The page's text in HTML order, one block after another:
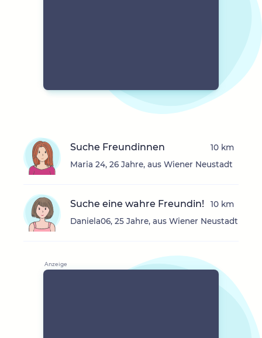
Suche Freundinnen
Maria 24, 26 Jahre, aus Wiener Neustadt
10 km
Suche eine wahre Freundin!
Daniela06, 25 Jahre, aus Wiener Neustadt
10 km